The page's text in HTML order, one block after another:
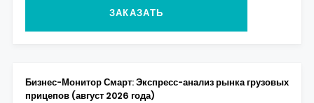
ЗАКАЗАТЬ
Бизнес-Монитор Смарт: Экспресс-анализ рынка грузовых
прицепов (август 2026 года)